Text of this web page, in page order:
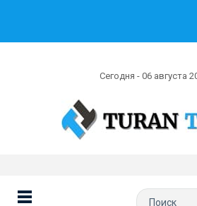
Сегодня - 06 августа